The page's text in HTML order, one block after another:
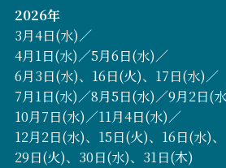
2026年
3月4日(水)／
4月1日(水)／5月6日(水)／
6月3日(水)、16日(火)、17日(水)／
7月1日(水)／8月5日(水)／9月2日(
10月7日(水)／11月4日(水)／
12月2日(水)、15日(火)、16日(水)、
29日(火)、30日(水)、31日(木)